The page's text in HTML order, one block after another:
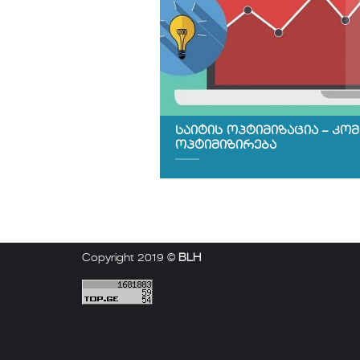
საიტის ოპტიმიზაცია –
ოპტიმიზირება
Copyright 2019 © BLH